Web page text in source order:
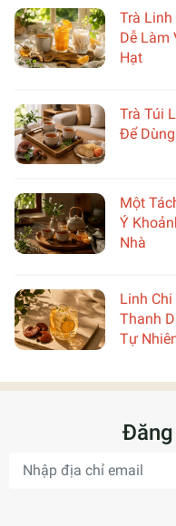
Trà Linh
Dễ Làm
Hạt
Trà Túi
Để
Một
Ý
Nhà
Linh
Thanh
Tự